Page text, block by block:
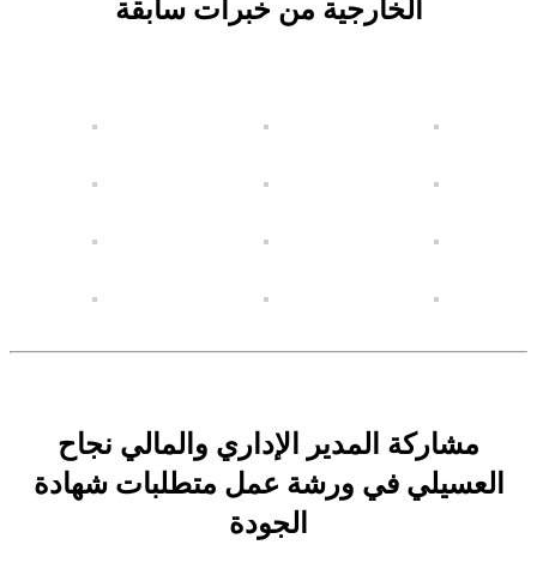
الخارجية من خبرات سابقة
مشاركة المدير الإداري والمالي نجاح
العسيلي في ورشة عمل متطلبات شهادة
الجودة